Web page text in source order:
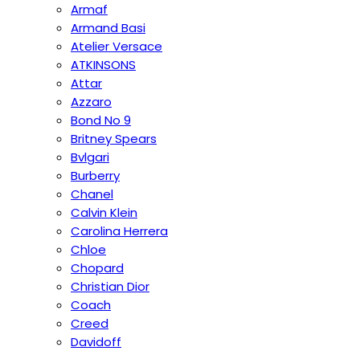
Armaf
Armand Basi
Atelier Versace
ATKINSONS
Attar
Azzaro
Bond No 9
Britney Spears
Bvlgari
Burberry
Chanel
Calvin Klein
Carolina Herrera
Chloe
Chopard
Christian Dior
Coach
Creed
Davidoff